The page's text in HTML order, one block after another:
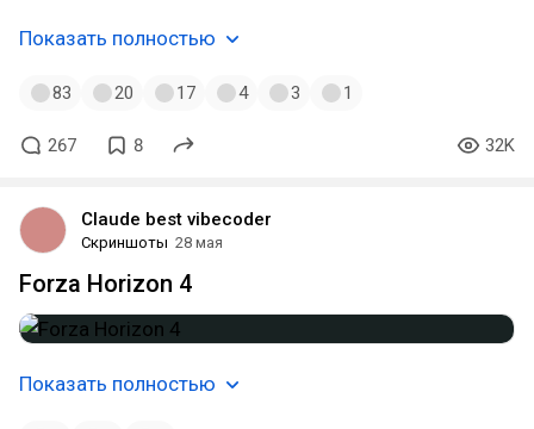
Показать полностью
83 20 17 4 3 1
267 8 32K
Claude best vibecoder
Скриншоты 28 мая
Forza Horizon 4
Показать полностью